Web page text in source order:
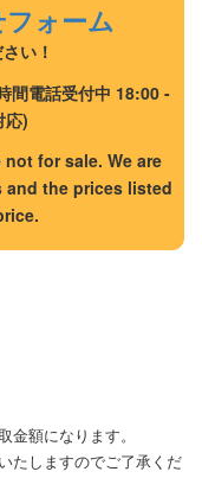
ォーム
い！
間電話受付中 18:00 -
応)
for sale. We are
the prices listed
額になります。
たしますのでご了承くだ